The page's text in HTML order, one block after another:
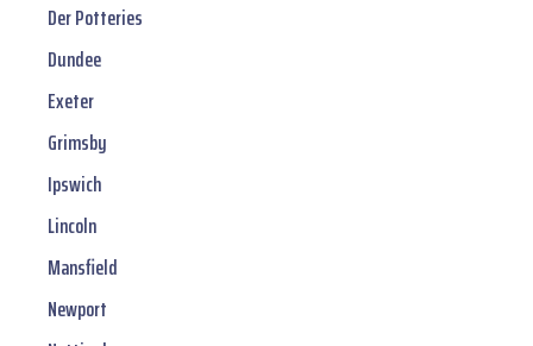
Der Potteries
Dundee
Exeter
Grimsby
Ipswich
Lincoln
Mansfield
Newport